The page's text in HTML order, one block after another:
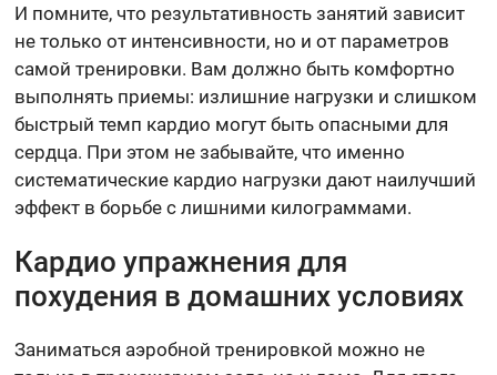
И помните, что результативность занятий зависит
не только от интенсивности, но и от параметров
самой тренировки. Вам должно быть комфортно
выполнять приемы: излишние нагрузки и слишком
быстрый темп кардио могут быть опасными для
сердца. При этом не забывайте, что именно
систематические кардио нагрузки дают наилучший
эффект в борьбе с лишними килограммами.
Кардио упражнения для
похудения в домашних условиях
Заниматься аэробной тренировкой можно не